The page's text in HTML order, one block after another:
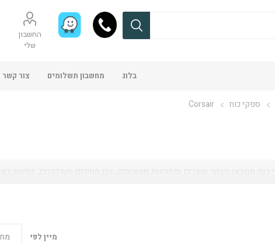
החשבון
שלי
בלוג מחשבון תשלומים צור קשר
ספקי כוח Corsair
מיין לפי